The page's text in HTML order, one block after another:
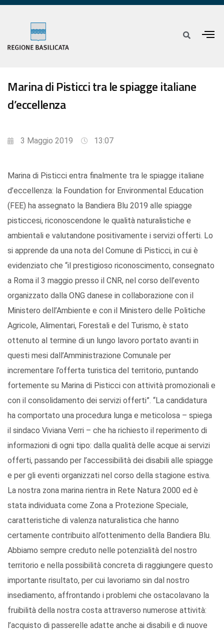
Marina di Pisticci tra le spiagge italiane
d’eccellenza
3 Maggio 2019 13:07
Marina di Pisticci entra finalmente tra le spiagge italiane
d’eccellenza: la Foundation for Environmental Education
(FEE) ha assegnato la Bandiera Blu 2019 alle spiagge
pisticcesi, riconoscendone le qualità naturalistiche e
ambientali e valutandone positivamente i servizi offerti. Lo
si apprende da una nota del Comune di Pisticci, in cui è
evidenziato che “il prestigioso riconoscimento, consegnato
a Roma il 3 maggio presso il CNR, nel corso dell’evento
organizzato dalla ONG danese in collaborazione con il
Ministero dell’Ambiente e con il Ministero delle Politiche
Agricole, Alimentari, Forestali e del Turismo, è stato
ottenuto al termine di un lungo lavoro portato avanti in
questi mesi dall’Amministrazione Comunale per
incrementare l’offerta turistica del territorio, puntando
fortemente su Marina di Pisticci con attività promozionali e
con il consolidamento dei servizi offerti”. “La candidatura
ha comportato una procedura lunga e meticolosa – spiega
il sindaco Viviana Verri – che ha richiesto il reperimento di
informazioni di ogni tipo: dalla qualità delle acque ai servizi
offerti, passando per l’accessibilità dei disabili alle spiagge
e per gli eventi organizzati nel corso della stagione estiva.
La nostra zona marina rientra in Rete Natura 2000 ed è
stata individuata come Zona a Protezione Speciale,
caratteristiche di valenza naturalistica che hanno
certamente contribuito all’ottenimento della Bandiera Blu.
Abbiamo sempre creduto nelle potenzialità del nostro
territorio e nella possibilità concreta di raggiungere questo
importante risultato, per cui lavoriamo sin dal nostro
insediamento, affrontando i problemi che ostacolavano la
fruibilità della nostra costa attraverso numerose attività:
l’acquisto di passerelle adatte anche ai disabili e di nuove